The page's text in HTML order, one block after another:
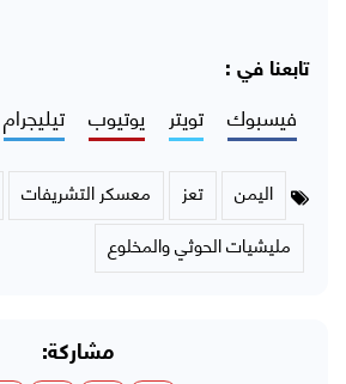
تابعنا في :
فيسبوك تويتر يوتيوب تيليجرام
اليمن تعز معسكر التشريفات
مليشيات الحوثي والمخلوع
مشاركة: